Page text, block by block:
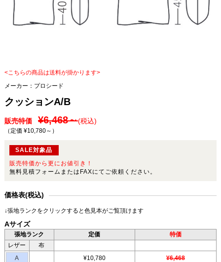
<こちらの商品は送料が掛かります>
メーカー： プロシード
クッションA/B
販売特価 ¥6,468～(税込)
（定価 ¥10,780～ ）
SALE対象品
販売特価から更にお値引き！
無料見積フォームまたはFAXにてご依頼ください。
価格表(税込)
↓張地ランクをクリックすると色見本がご覧頂けます
Aサイズ
張地ランク 定価
特価
レザー
布
A
¥10,780 ¥6,468